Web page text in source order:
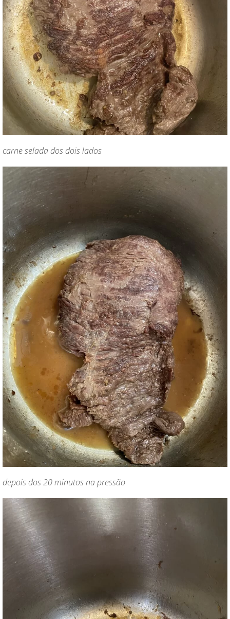
carne selada dos dois lados
depois dos 20 minutos na pressão